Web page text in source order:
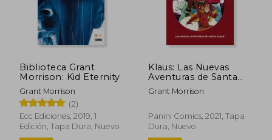
5% 17,05 € 5%
Biblioteca Grant
Morrison: Kid Eternity
Grant Morrison
(2)
Ecc Ediciones, 2019, 1
Edición, Tapa Dura, Nuevo
Klaus: Las Nuevas
Aventuras de Santa
Klaus
Grant Morrison
Panini Comics, 2021, Tapa
Dura, Nuevo